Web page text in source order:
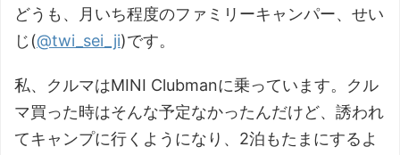
どうも、月いち程度のファミリーキャンパー、せい
じ(@twi_sei_ji)です。
私、クルマはMINI Clubmanに乗っています。クル
マ買った時はそんな予定なかったんだけど、誘われ
てキャンプに行くようになり、2泊もたまにするよ